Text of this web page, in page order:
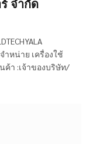
จำกัด
ำหน่าย เครื่องใช้
า :เจ้าของบริษัท/